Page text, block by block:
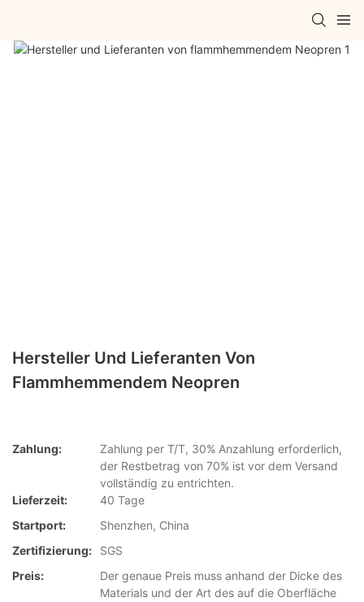
Hersteller Und Lieferanten Von
Flammhemmendem Neopren
Zahlung:
Zahlung per T/T, 30% Anzahlung erforderlich,
der Restbetrag von 70% ist vor dem Versand
vollständig zu entrichten.
Lieferzeit:
40 Tage
Startport:
Shenzhen, China
Zertifizierung:
SGS
Preis:
Der genaue Preis muss anhand der Dicke des
Materials und der Art des auf die Oberfläche